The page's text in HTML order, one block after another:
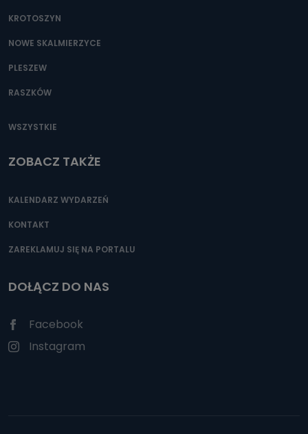
KROTOSZYN
NOWE SKALMIERZYCE
PLESZEW
RASZKÓW
WSZYSTKIE
ZOBACZ TAKŻE
KALENDARZ WYDARZEŃ
KONTAKT
ZAREKLAMUJ SIĘ NA PORTALU
DOŁĄCZ DO NAS
Facebook
Instagram